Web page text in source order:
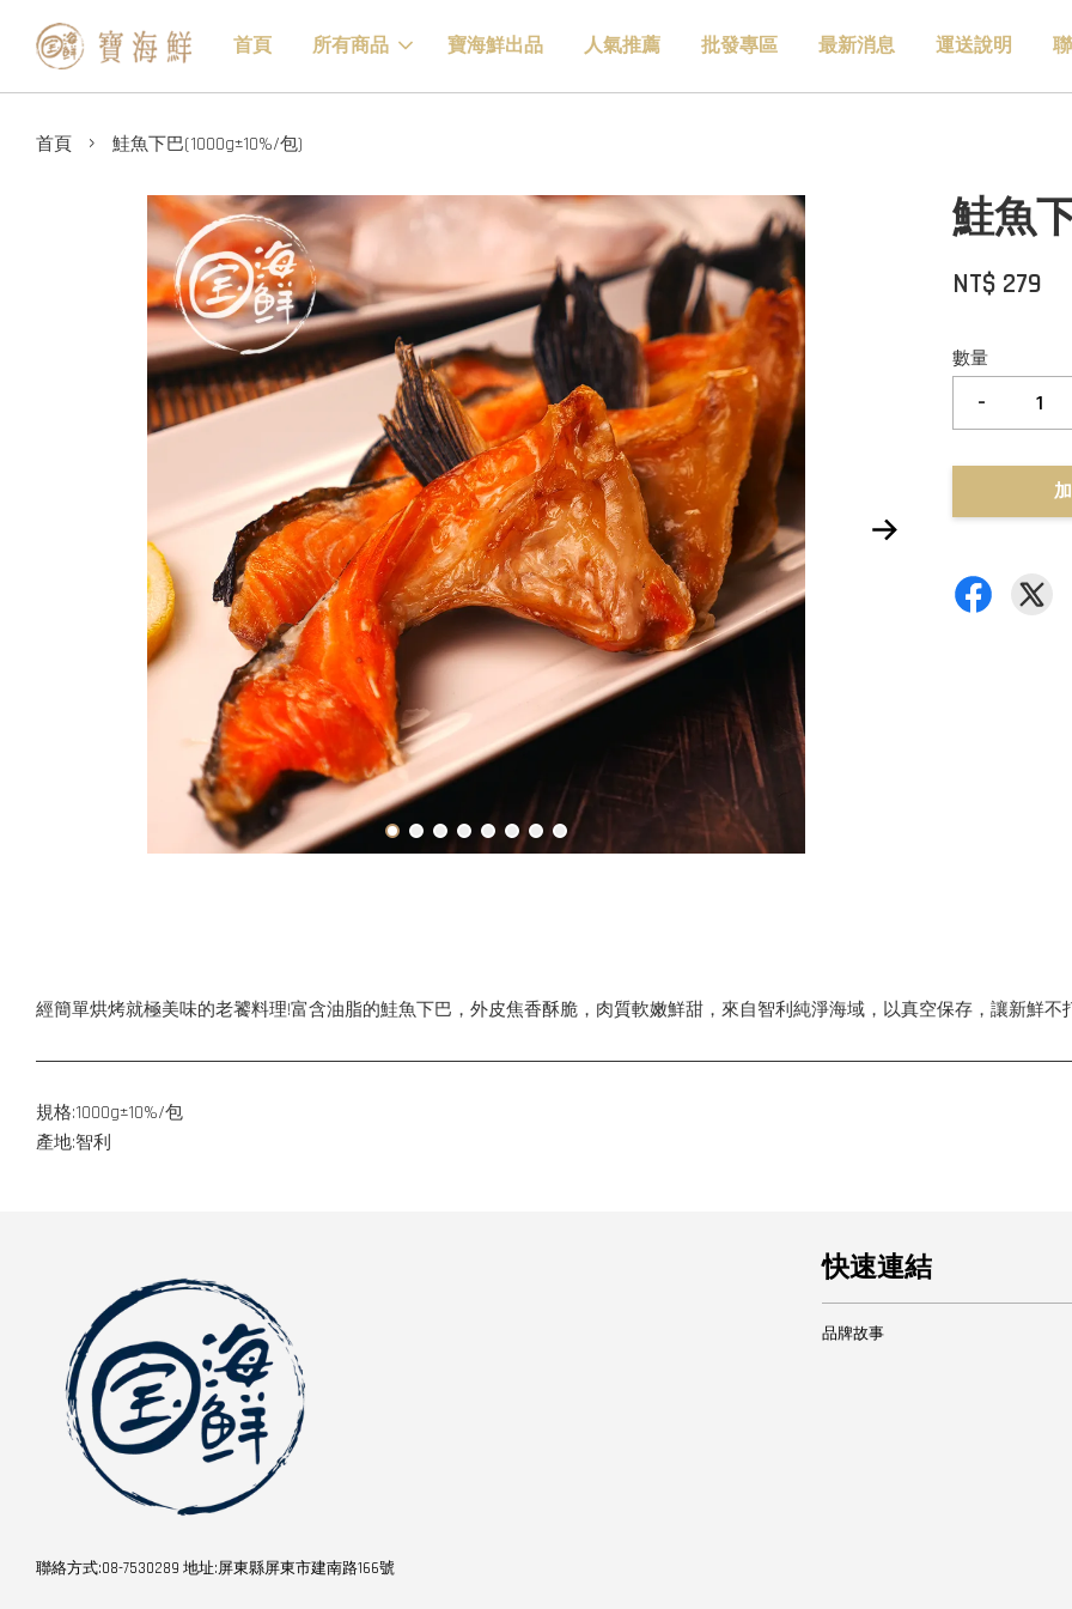
首頁 所有商品 寶海鮮出品 人氣推薦 批發專區 最新消息 運送說明
首頁 › 鮭魚下巴(1000g±10%/包)
鮭魚
NT$ 279
數量
-
經簡單烘烤就極美味的老饕料理!富含油脂的鮭魚下巴，外皮焦香酥脆，肉質軟嫩鮮甜，來自智利純淨海域，以真空保存，讓新鮮不
規格:1000g±10%/包
產地:智利
聯絡方式:08-7530289 地址:屏東縣屏東市建南路166號
快速連結
品牌故事